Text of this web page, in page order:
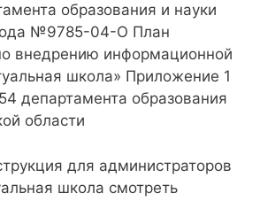
образования и науки
№9785-04-О План
внедрению информационной
школа» Приложение 1
департамента образования
области
для администраторов
школа смотреть